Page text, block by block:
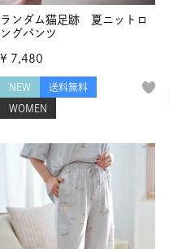
ランダム猫足跡 夏ニットロ
ングパンツ
¥ 7,480
NEW 送料無料
WOMEN